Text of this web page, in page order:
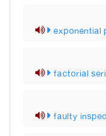
factorial
faulty